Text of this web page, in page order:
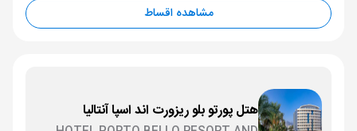
مشاهده اقساط
هتل پورتو بلو ریزورت اند اسپا آنتالیا